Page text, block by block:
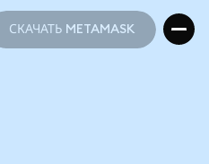
СКАЧАТЬ METAMASK